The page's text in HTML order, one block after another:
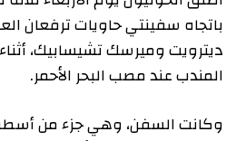
باتجاه سفينتي حاويات ترفعان
ديترويت وميرسك تشيسابيك،
المندب عند مصب البحر الأحمر.